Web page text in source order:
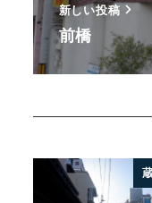
新しい投稿
前橋